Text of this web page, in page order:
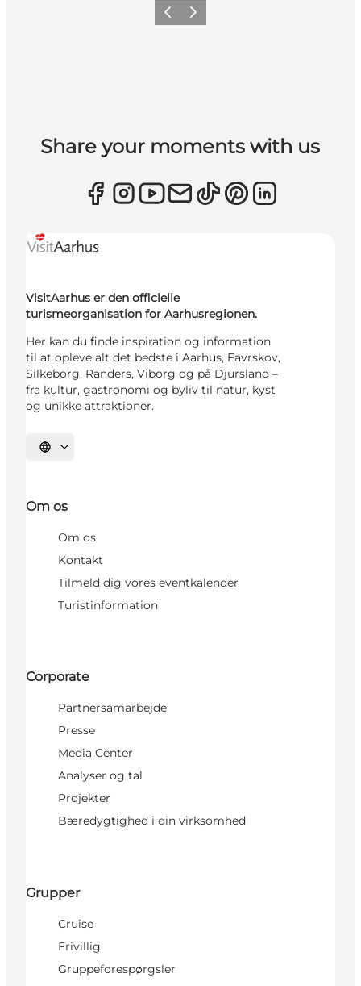
ForrigeNæste
Share your moments with us
VisitAarhus er den officielle
turismeorganisation for Aarhusregionen.
Her kan du finde inspiration og information
til at opleve alt det bedste i Aarhus, Favrskov,
Silkeborg, Randers, Viborg og på Djursland –
fra kultur, gastronomi og byliv til natur, kyst
og unikke attraktioner.
Vælg sprog
Om os
Om os
Kontakt
Tilmeld dig vores eventkalender
Turistinformation
Corporate
Partnersamarbejde
Presse
Media Center
Analyser og tal
Projekter
Bæredygtighed i din virksomhed
Grupper
Cruise
Frivillig
Gruppeforespørgsler